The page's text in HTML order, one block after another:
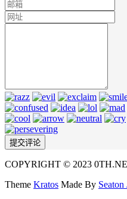
COPYRIGHT © 2023
Theme Kratos Made By Seaton